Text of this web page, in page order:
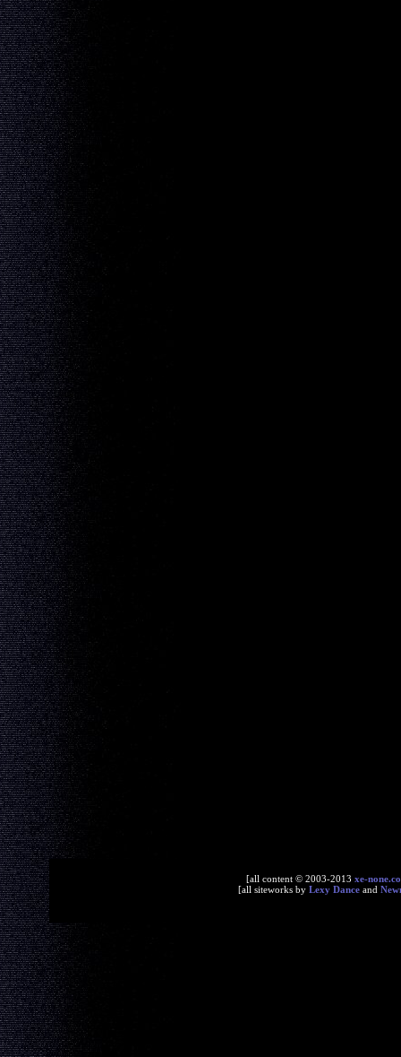
[all content © 2003-2013 xe-
[all siteworks by Lexy Danceand